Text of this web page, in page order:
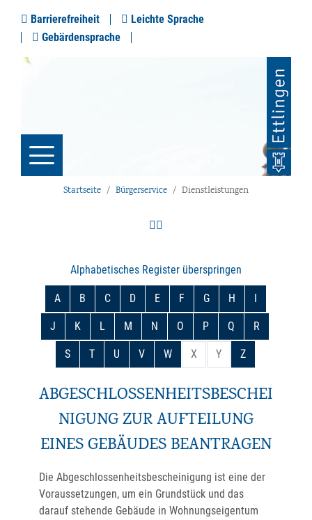
Barrierefreiheit
Leichte Sprache
Gebärdensprache
Startseite Bürgerservice Dienstleistungen
Alphabetisches Register überspringen
A B C D E F G H I
J K L M N O P Q R
S T U V W X Y Z
ABGESCHLOSSENHEITSBESCHEI
NIGUNG ZUR AUFTEILUNG
EINES GEBÄUDES BEANTRAGEN
Die Abgeschlossenheitsbescheinigung ist eine der
Voraussetzungen, um ein Grundstück und das
darauf stehende Gebäude in Wohnungseigentum